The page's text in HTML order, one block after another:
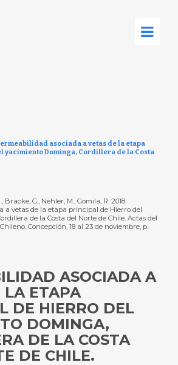
asociada a vetas de la etapa
Dominga, Cordillera de la Costa
Bracke, G., Nehler, M., Gomila, R. 2018.
a vetas de la etapa principal de Hierro del
de la Costa del Norte de Chile. Actas del
Concepción, 18 al 23 de noviembre, p.
ASOCIADA A
LA ETAPA
DE HIERRO DEL
DOMINGA,
DE LA COSTA
DE CHILE.